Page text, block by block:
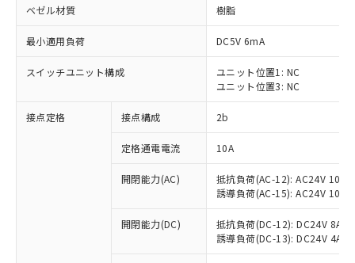
ベゼル材質 樹脂
最小適用負荷 DC5V 6mA
スイッチユニット構成
ユニット位置1: NC
ユニット位置3: NC
接点定格 接点構成 2b
定格通電電流 10A
開閉能力(AC)
抵抗負荷(AC-12): AC24V 10A/
誘導負荷(AC-15): AC24V
開閉能力(DC)
抵抗負荷(DC-12): DC24V 8A/
誘導負荷(DC-13): DC24V 4A/
※1 対応状況
対応済み：EU RoHS指令（10物質）の
非含有に対応した製品が提供可能な商品で
対応予定：EU RoHS指令（10物質）の非含
有に対応した製品に切り替える予定のある